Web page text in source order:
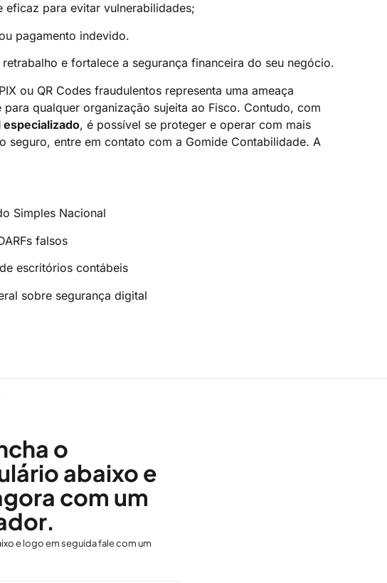
eficaz para evitar vulnerabilidades;
pagamento indevido.
e fortalece a segurança financeira do seu negócio.
ou QR Codes fraudulentos representa uma ameaça
qualquer organização sujeita ao Fisco. Contudo, com
, é possível se proteger e operar com mais
seguro, entre em contato com a Gomide Contabilidade. A
Simples Nacional
falsos
escritórios contábeis
sobre segurança digital
o
abaixo e
com um
e logo em seguida fale com um